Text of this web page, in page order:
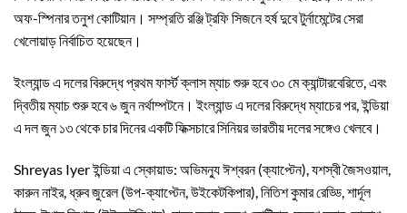
অফ-স্পিনার তনুশ কোটিয়ান। সম্প্রতি রঞ্জি ট্রফি সিজনে হর্ষ দুবে টুর্নামেন্টের সেরা
খেলোয়াড় নির্বাচিত হয়েছেন।
ইংল্যান্ড এ দলের বিরুদ্ধে প্রথম ফার্স্ট ক্লাস ম্যাচ শুরু হবে ৩০ মে ক্যান্টারবেরিতে, এবং
দ্বিতীয় ম্যাচ শুরু হবে ৬ জুন নর্থাম্পটনে। ইংল্যান্ড এ দলের বিরুদ্ধে ম্যাচের পর, ইন্ডিয়া
এ দল জুন ১৩ থেকে চার দিনের একটি ফিক্সচারে সিনিয়র ভারতীয় দলের সঙ্গেও খেলবে।
Shreyas Iyer ইন্ডিয়া এ স্কোয়াড: অভিমন্যু ঈশ্বরন (ক্যাপ্টেন), যশস্বী জৈসওয়াল,
কারুন নাইর, ধ্রুব জুরেল (উপ-ক্যাপ্টেন, উইকেটকিপার), নিতিশ কুমার রেড্ডি, শার্দূল